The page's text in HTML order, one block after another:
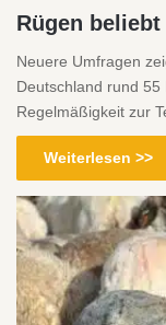
Rügen beliebt
Neuere Umfragen
Deutschland rund
Regelmäßigkeit zur
Weiterlesen >>